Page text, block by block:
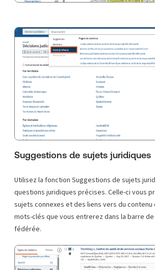
Suggestions de sujets juridiques
Utilisez la fonction Suggestions de sujets
questions juridiques précises. Celle-ci vous
sujets connexes et des liens vers du contenu
mots-clés que vous entrerez dans la barre
fédérée.